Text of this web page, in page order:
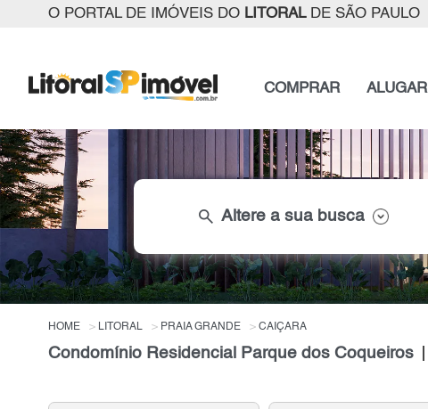
O PORTAL DE IMÓVEIS DO LITORALDE SÃO PAULO
COMPRAR ALUGAR
search Altere a sua busca
HOME LITORAL PRAIA GRANDE CAIÇARA
Condomínio Residencial Parque dos Coqueiros